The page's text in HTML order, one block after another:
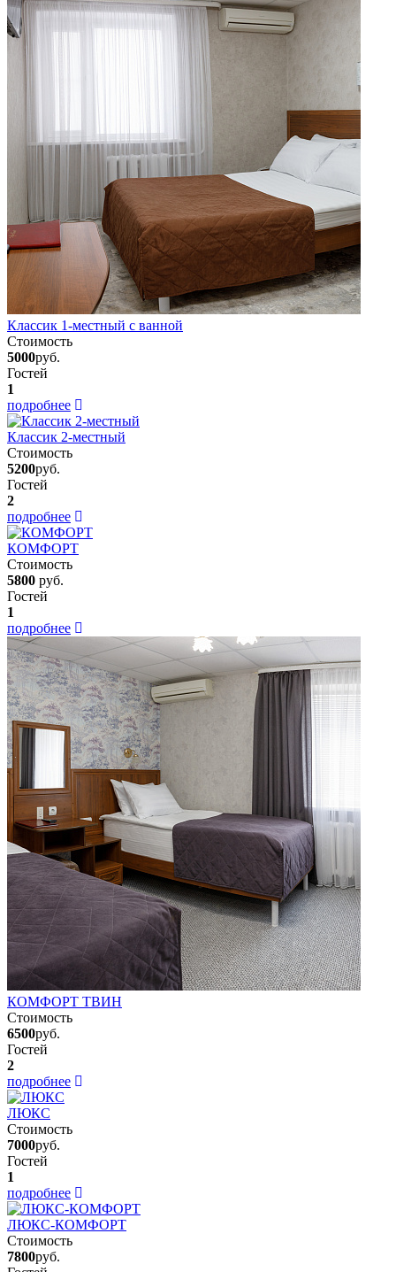
Классик 1-местный с ванной
Стоимость
5000руб.
Гостей
1
подробнее
Классик 2-местный
Стоимость
5200руб.
Гостей
2
подробнее
КОМФОРТ
Стоимость
5800 руб.
Гостей
1
подробнее
КОМФОРТ ТВИН
Стоимость
6500руб.
Гостей
2
подробнее
ЛЮКС
Стоимость
7000руб.
Гостей
1
подробнее
ЛЮКС-КОМФОРТ
Стоимость
7800руб.